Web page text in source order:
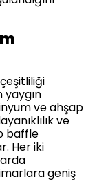
yaygın
ve ahşap
ve
baffle
Her iki
geniş